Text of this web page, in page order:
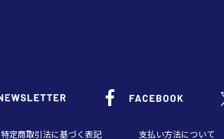
特定商取引法に基づく表記 支払い方法について